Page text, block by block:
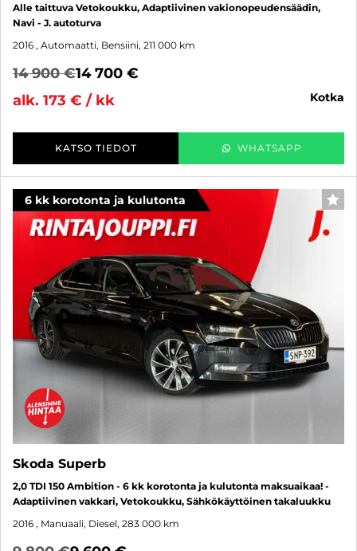
Alle taittuva Vetokoukku, Adaptiivinen vakionopeudensäädin,
Navi - J. autoturva
2016 , Automaatti, Bensiini, 211 000 km
14 900 €14 700 €
alk. 173 € / kk
kotka
KATSO TIEDOT WHATSAPP
6 kk korotonta ja kulutonta
Skoda Superb
2,0 TDI 150 Ambition - 6 kk korotonta ja kulutonta maksuaikaa! -
Adaptiivinen vakkari, Vetokoukku, Sähkökäyttöinen takaluukku
2016 , Manuaali, Diesel, 283 000 km